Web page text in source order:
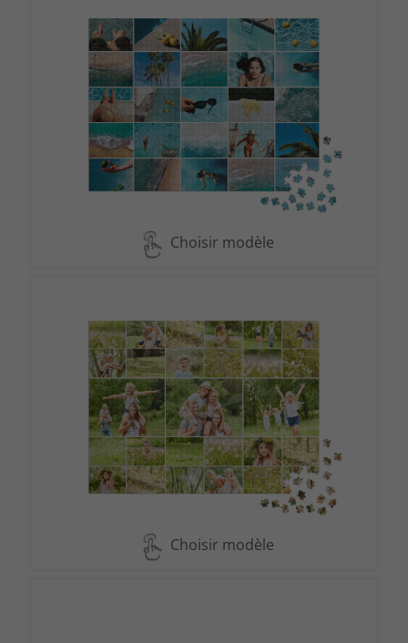
Choisir modèle
Choisir modèle